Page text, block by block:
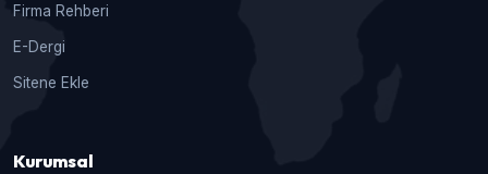
Firma Rehberi
E-Dergi
Sitene Ekle
Kurumsal